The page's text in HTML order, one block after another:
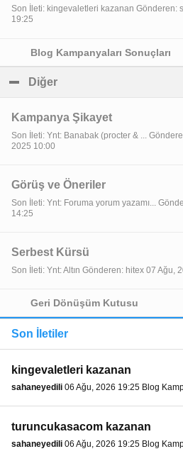
Son İleti: kingevaletleri kazanan Gönderen:
19:25
Blog Kampanyaları Sonuçları
Diğer
Kampanya Şikayet
Son İleti: Ynt: Banabak (procter & ...
2025 10:00
Görüş ve Öneriler
Son İleti: Ynt: Foruma yorum yazamı...
14:25
Serbest Kürsü
Son İleti: Ynt: Altın Gönderen: hitex 07 Ağu,
Geri Dönüşüm Kutusu
Son İletiler
kingevaletleri kazanan
sahaneyedili 06 Ağu, 2026 19:25 Blog
turuncukasacom kazanan
sahaneyedili 06 Ağu, 2026 19:25 Blog